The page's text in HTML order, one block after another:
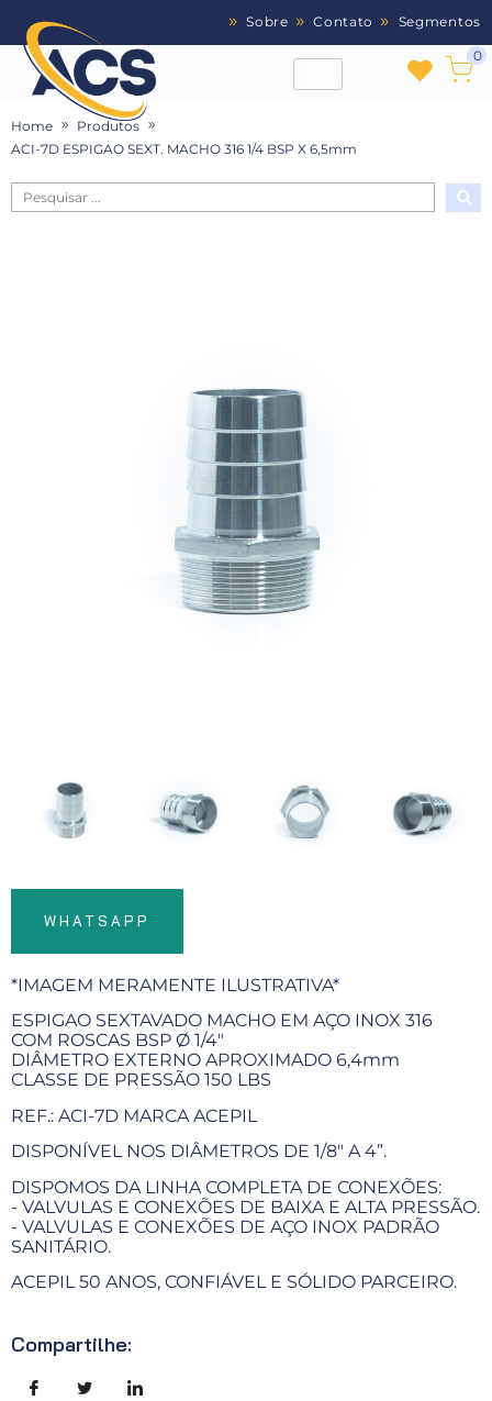
Sobre Contato Segmentos
0
Home
Produtos
ACI-7D ESPIGAO SEXT. MACHO 316 1/4 BSP X 6,5mm
WHATSAPP
*IMAGEM MERAMENTE ILUSTRATIVA*
ESPIGAO SEXTAVADO MACHO EM AÇO INOX 316
COM ROSCAS BSP Ø 1/4"
DIÂMETRO EXTERNO APROXIMADO 6,4mm
CLASSE DE PRESSÃO 150 LBS
REF.: ACI-7D MARCA ACEPIL
DISPONÍVEL NOS DIÂMETROS DE 1/8" A 4”.
DISPOMOS DA LINHA COMPLETA DE CONEXÕES:
- VALVULAS E CONEXÕES DE BAIXA E ALTA PRESSÃO.
- VALVULAS E CONEXÕES DE AÇO INOX PADRÃO
SANITÁRIO.
ACEPIL 50 ANOS, CONFIÁVEL E SÓLIDO PARCEIRO.
Compartilhe: